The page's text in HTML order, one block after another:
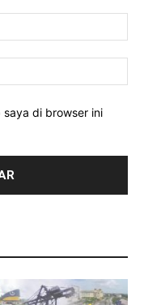
saya di browser ini